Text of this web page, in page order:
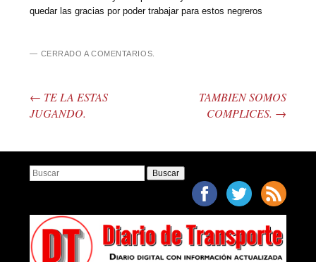
quedar las gracias por poder trabajar para estos negreros
CERRADO A COMENTARIOS.
Post navigation
← TE LA ESTAS
JUGANDO.
TAMBIEN SOMOS
COMPLICES. →
Buscar